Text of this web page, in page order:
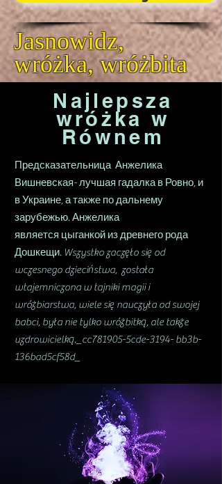
Jasnowidz,
wróżka, wróżbita
Najlepsza
wróżka w
Równem
Предсказательница Анжелика
Вишневская- лучшая гадалка в Ровно, и
в Украине, а также по дальнему
зарубежью. Анжелика
является цыганкой из древнего рода
Дошкещи. Wszystko zaczęło się od
wczesnego dzieciństwa, została
wtajemniczona w tajniki magii i
wróżbiarstwa, wiele się nauczyła od swojej
babci, była nie tylko wróżbitką, ale także
uzdrowicielką._cc781905-5cde-3194- bb3b-
136bad5cf58d_